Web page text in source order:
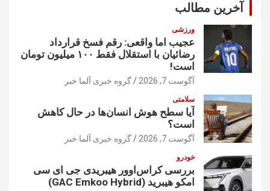
آخرین مطالب
ورزشی
عجیب اما واقعی: رقم فسخ قرارداد
رضائیان با استقلال فقط ۱۰۰ میلیون تومان
است!
آگوست 7, 2026 گروه خبری آلما خبر
سلامتی
آیا سطح هوش انسان‌ها در حال کاهش
است؟
آگوست 7, 2026 گروه خبری آلما خبر
خودرو
بررسی کراس‌اوور هیبریدی جی ای سی
امکو هیبرید (GAC Emkoo Hybrid)